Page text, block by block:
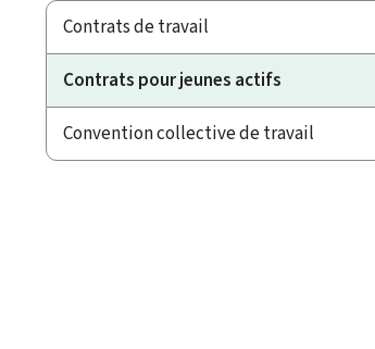
Contrats de travail
Contrats pour jeunes actifs
Convention collective de travail